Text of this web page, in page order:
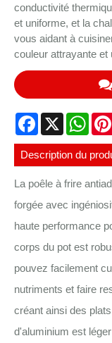
conductivité
et uniforme, et la
vous aidant à
couleur attrayante et
Facebook
X
Description du
La poêle à frire
forgée avec
haute performance
corps du pot est
pouvez facilement
nutriments et faire
créant ainsi des
d'aluminium est